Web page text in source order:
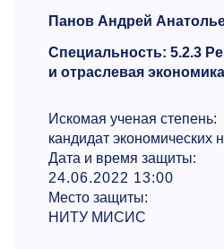
Панов Андрей
Специальность: 5.2.3
и отраслевая экономика
Искомая ученая степень:
кандидат экономических
Дата и время защиты:
24.06.2022 13:00
Место защиты:
НИТУ МИСИС